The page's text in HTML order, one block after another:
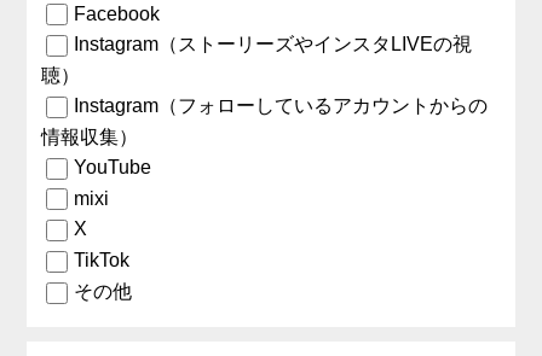
Facebook
Instagram（ストーリーズやインスタLIVEの視
聴）
Instagram（フォローしているアカウントからの
情報収集）
YouTube
mixi
X
TikTok
その他